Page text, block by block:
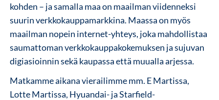
kohden – ja samalla maa on maailman viidenneksi
suurin verkkokauppamarkkina. Maassa on myös
maailman nopein internet-yhteys, joka mahdollistaa
saumattoman verkkokauppakokemuksen ja sujuvan
digiasioinnin sekä kaupassa että muualla arjessa.
Matkamme aikana vierailimme mm. E Martissa,
Lotte Martissa, Hyuandai- ja Starfield-